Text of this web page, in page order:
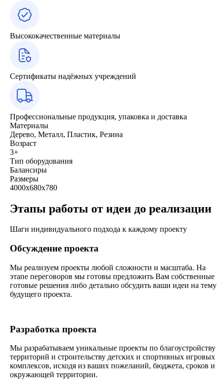
Высококачественные материалы
Сертификаты надёжных учреждений
Профессиональные продукция, упаковка и доставка
Материалы
Дерево, Металл, Пластик, Резина
Возраст
3+
Тип оборудования
Балансиры
Размеры
4000х680х780
Этапы работы от идеи до реализации
Шаги индивидуального подхода к каждому проекту
Обсуждение проекта
Мы реализуем проекты любой сложности и масштаба. На
этапе переговоров мы готовы предложить Вам собственные
готовые решения либо детально обсудить ваши идеи на тему
будущего проекта.
Разработка проекта
Мы разрабатываем уникальные проекты по благоустройству
территорий и строительству детских и спортивных игровых
комплексов, исходя из ваших пожеланий, бюджета, сроков и
окружающей территории.